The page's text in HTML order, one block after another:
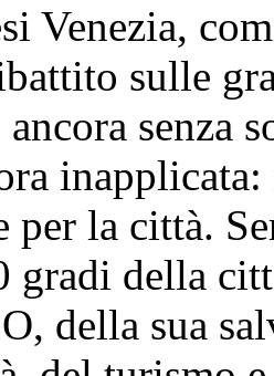
Venezia,
sulle
senza
la città.
gradi della
della sua